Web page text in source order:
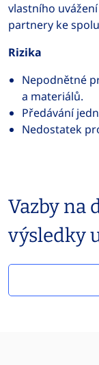
vlastního
partnery ke
Rizika
Nepodnětné
a materiálů.
Předávání
Nedostatek
Vazby na
výsledky